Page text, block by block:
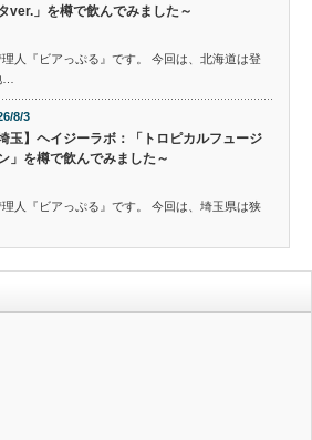
ver.」を樽で飲んでみました～
人『ビアっぷる』です。 今回は、北海道は登
8/3
埼玉】ヘイジーラボ：「トロピカルフュージ
」を樽で飲んでみました～
人『ビアっぷる』です。 今回は、埼玉県は狭